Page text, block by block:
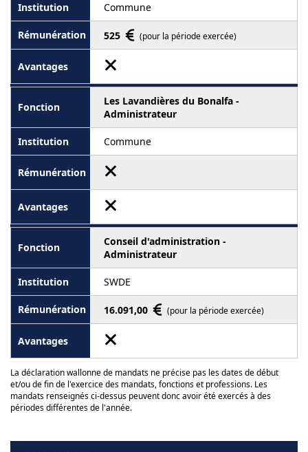
Commune
525 (pour la période exercée)
Les Lavandières du Bonalfa -
Administrateur
Commune
Conseil d'administration -
Administrateur
SWDE
16.091,00 (pour la période exercée)
La déclaration wallonne de mandats ne précise pas les dates de début
et/ou de fin de l'exercice des mandats, fonctions et professions. Les
mandats renseignés ci-dessus peuvent donc avoir été exercés à des
périodes différentes de l'année.